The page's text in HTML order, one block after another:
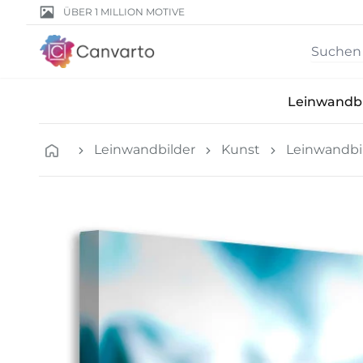
ÜBER 1 MILLION MOTIVE
Leinwandbilder Kunst